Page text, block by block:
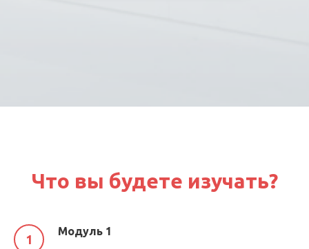
Что вы будете изучать?
Модуль 1